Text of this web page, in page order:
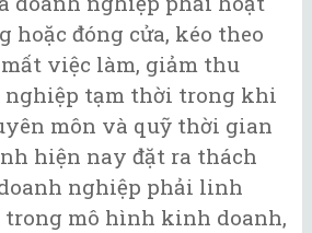
hoặc đóng cửa, kéo theo
việc làm, giảm thu
nghiệp tạm thời trong khi
môn và quỹ thời gian
hiện nay đặt ra thách
nghiệp phải linh
mô hình kinh doanh,